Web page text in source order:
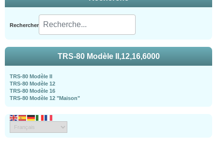
Rechercher
TRS-80 Modèle II,12,16,6000
TRS-80 Modèle II
TRS-80 Modèle 12
TRS-80 Modèle 16
TRS-80 Modèle 12 "Maison"